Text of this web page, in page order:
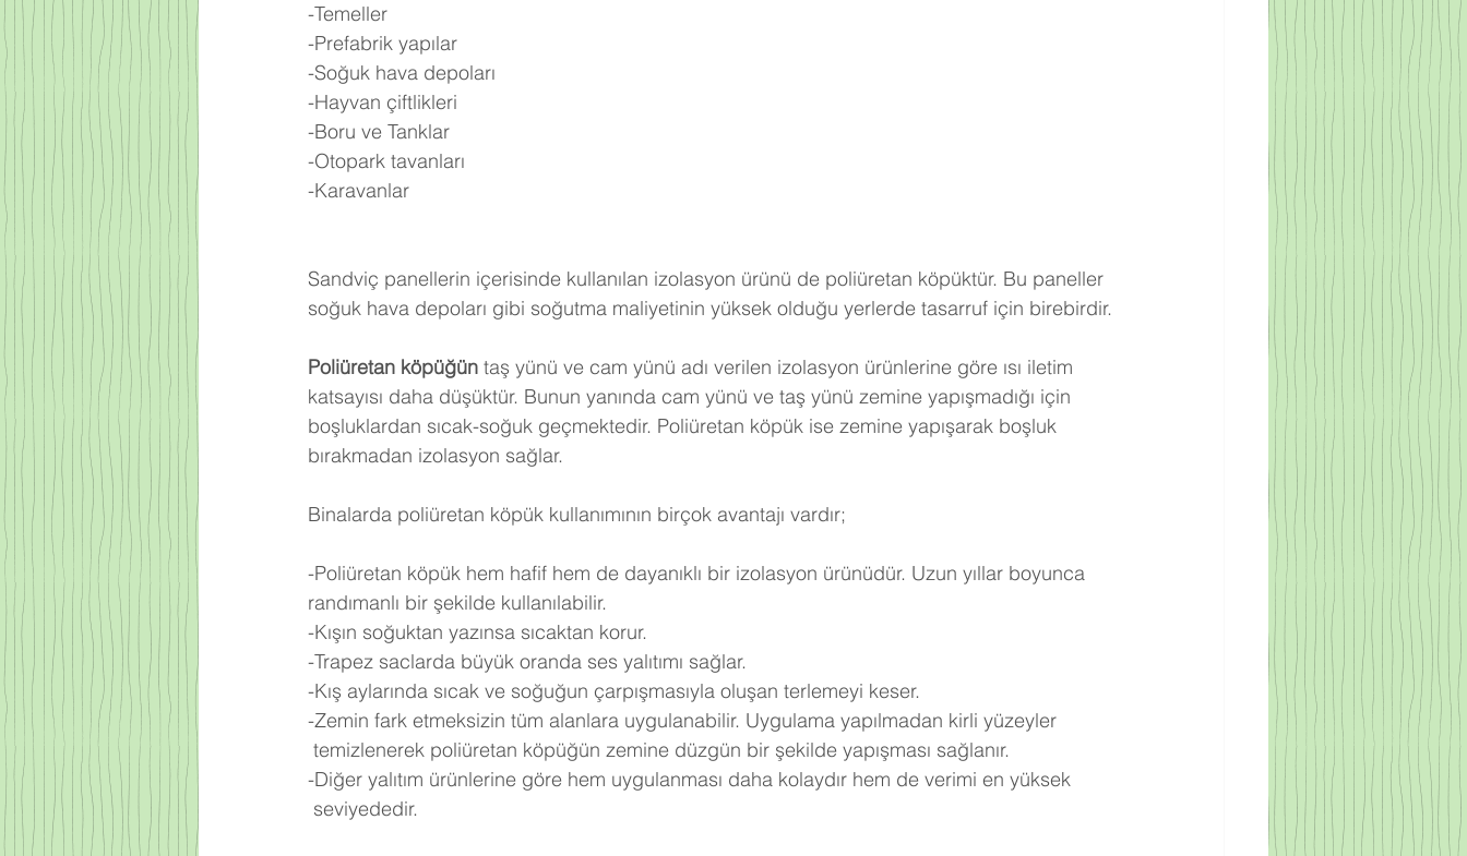
-Temeller
-Prefabrik yapılar
-Soğuk hava depoları
-Hayvan çiftlikleri
-Boru ve Tanklar
-Otopark tavanları
-Karavanlar
Sandviç panellerin içerisinde kullanılan izolasyon ürünü de poliüretan köpüktür. Bu paneller
soğuk hava depoları gibi soğutma maliyetinin yüksek olduğu yerlerde tasarruf için birebirdir.
Poliüretan köpüğün taş yünü ve cam yünü adı verilen izolasyon ürünlerine göre ısı iletim
katsayısı daha düşüktür. Bunun yanında cam yünü ve taş yünü zemine yapışmadığı için
boşluklardan sıcak-soğuk geçmektedir. Poliüretan köpük ise zemine yapışarak boşluk
bırakmadan izolasyon sağlar.
Binalarda poliüretan köpük kullanımının birçok avantajı vardır;
-Poliüretan köpük hem hafif hem de dayanıklı bir izolasyon ürünüdür. Uzun yıllar boyunca
randımanlı bir şekilde kullanılabilir.
-Kışın soğuktan yazınsa sıcaktan korur.
-Trapez saclarda büyük oranda ses yalıtımı sağlar.
-Kış aylarında sıcak ve soğuğun çarpışmasıyla oluşan terlemeyi keser.
-Zemin fark etmeksizin tüm alanlara uygulanabilir. Uygulama yapılmadan kirli yüzeyler
temizlenerek poliüretan köpüğün zemine düzgün bir şekilde yapışması sağlanır.
-Diğer yalıtım ürünlerine göre hem uygulanması daha kolaydır hem de verimi en yüksek
seviyededir.